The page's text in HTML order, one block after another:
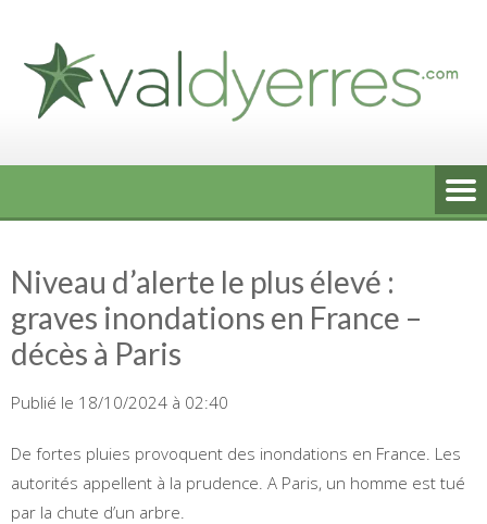
content
Niveau d’alerte le plus élevé :
graves inondations en France –
décès à Paris
Publié le 18/10/2024 à 02:40
De fortes pluies provoquent des inondations en France. Les
autorités appellent à la prudence. A Paris, un homme est tué
par la chute d’un arbre.